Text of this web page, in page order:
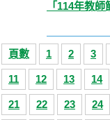
「114年教
頁數 1 2 3
11 12 13 14
21 22 23 24